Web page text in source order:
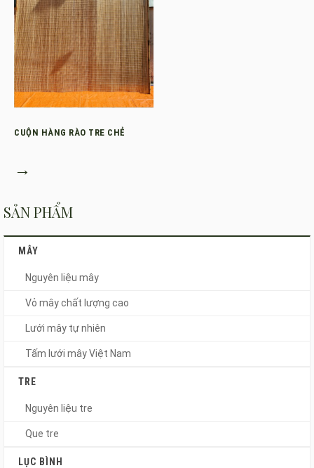
CUỘN HÀNG RÀO TRE CHẺ
→
SẢN PHẨM
MÂY
Nguyên liệu mây
Vỏ mây chất lượng cao
Lưới mây tự nhiên
Tấm lưới mây Việt Nam
TRE
Nguyên liệu tre
Que tre
LỤC BÌNH